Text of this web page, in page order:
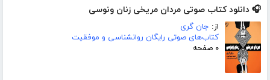
🎧 دانلود کتاب صوتی مردان مریخی زنان ونوسی
از: جان گری
کتاب‌های صوتی رایگان روانشناسی و موفقیت
۰ صفحه